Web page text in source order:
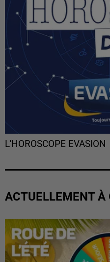
L'HOROSCOPE EVASION
ACTUELLEMENT À